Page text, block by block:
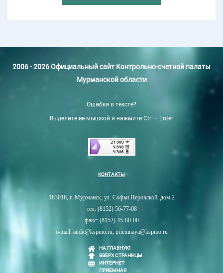
2006 - 2026 Официальный сайт Контрольно-счетной палаты
Мурманской области
Ошибки в тексте?
Выделите ее мышкой и нажмите Ctrl + Enter
КОНТАКТЫ
183016, г. Мурманск, ул. Софьи Перовской, дом 2
тел: (8152) 56-77-08
факс: (8152) 45-80-00
e-mail: audit@kspmo.ru, priemnaya@kspmo.ru
НА ГЛАВНУЮ
ВВЕРХ СТРАНИЦЫ
ИНТЕРНЕТ
ПРИЕМНАЯ